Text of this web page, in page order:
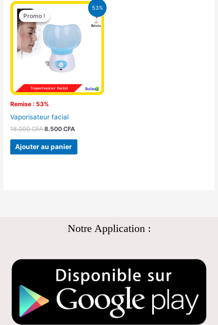
53%
Promo !
Remise : 53%
Promo !
Vaporisateur facial
18.000CFA
Le
prix
initial
était :
18.000 CFA.
8.500CFA
Le
est :
8.500 CFA.
Ajouter au panier
Notre Application :